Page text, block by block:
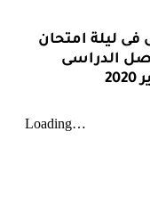
فى ليلة امتحان
الدراسى